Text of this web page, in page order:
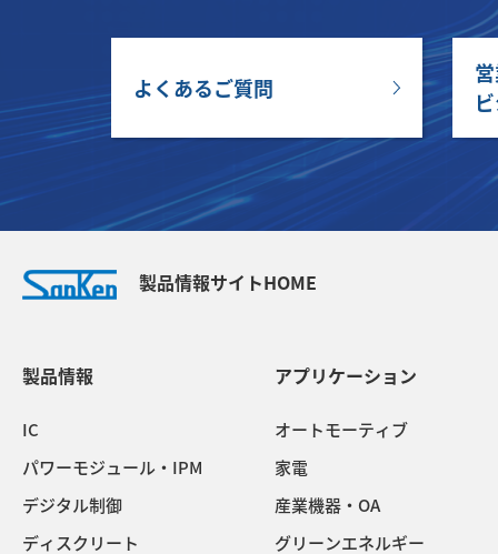
よくあるご質問
製品情報サイトHOME
製品情報
IC
パワーモジュール・IPM
デジタル制御
ディスクリート
アプリケーション
オートモーティブ
家電
産業機器・OA
グリーンエネルギー